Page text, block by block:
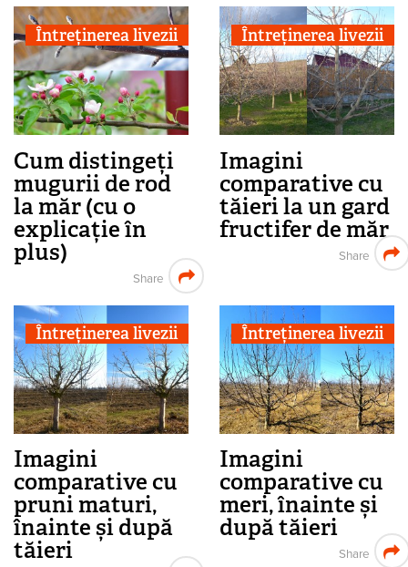
Întreținerea livezii
Cum distingeți
mugurii de rod
la măr (cu o
explicație în
plus)
Share
Întreținerea livezii
Imagini
comparative cu
tăieri la un gard
fructifer de măr
Share
Întreținerea livezii
Imagini
comparative cu
pruni maturi,
înainte și după
tăieri
Întreținerea livezii
Imagini
comparative cu
meri, înainte și
după tăieri
Share